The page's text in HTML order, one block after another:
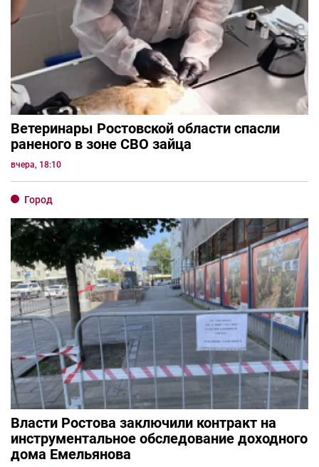
Ветеринары Ростовской области спасли
раненого в зоне СВО зайца
вчера, 18:10
Город
Власти Ростова заключили контракт на
инструментальное обследование доходного
дома Емельянова